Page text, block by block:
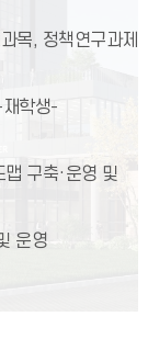
목, 정책연구과제
학생-
구축·운영 및
운영